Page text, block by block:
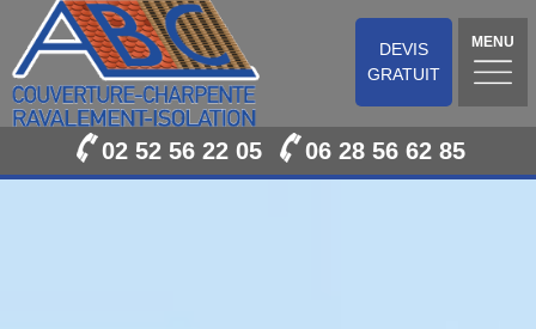
DEVIS
GRATUIT
MENU
02 52 56 22 05 06 28 56 62 85